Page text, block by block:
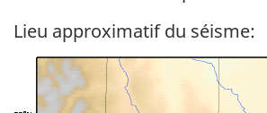
Lieu approximatif du séisme: